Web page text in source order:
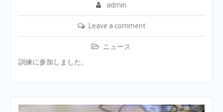
admin
Leave a comment
ニュース
訓練に参加しました。